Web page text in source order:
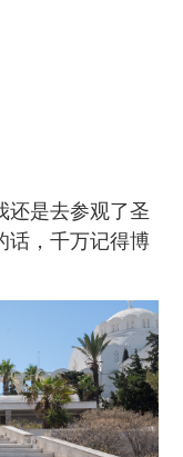
还是去参观了圣
话，千万记得博